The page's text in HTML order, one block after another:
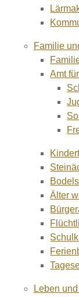
Familie
Amt
Älter
Leben